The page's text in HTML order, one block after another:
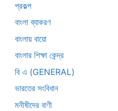
প্রকল্প
বাংলা ব্যাকরণ
বাংলায় বায়ো
বাংলার শিক্ষা কেন্দ্র
বি এ (GENERAL)
ভারতের সংবিধান
মনীষীদের বাণী